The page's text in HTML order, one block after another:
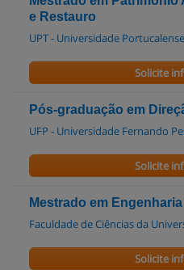
e Restauro
UPT - Universidade Portucalense
Solicite
Pós-graduação em
UFP - Universidade Fernando
Solicite
Mestrado em
Faculdade de Ciências da
Solicite